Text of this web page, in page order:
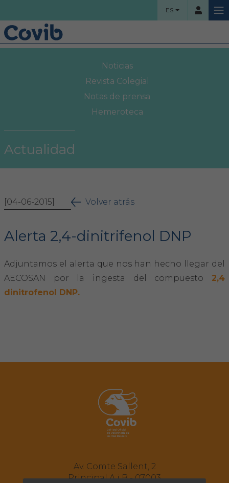
ES
HOME
Comisiones asesoras
Área Colegial
Formación COVIB
Noticias
Revista Colegial
Notas de prensa
Hemeroteca
Actualidad
[04-06-2015] Volver atrás
Alerta 2,4-dinitrifenol DNP
Adjuntamos el alerta que nos han hecho llegar del
AECOSAN por la ingesta del compuesto 2,4
dinitrofenol DNP.
Av. Comte Sallent, 2
Principal A i B - 07003